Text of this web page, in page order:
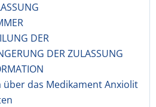
DER
DER ZULASSUNG
das Medikament Anxiolit